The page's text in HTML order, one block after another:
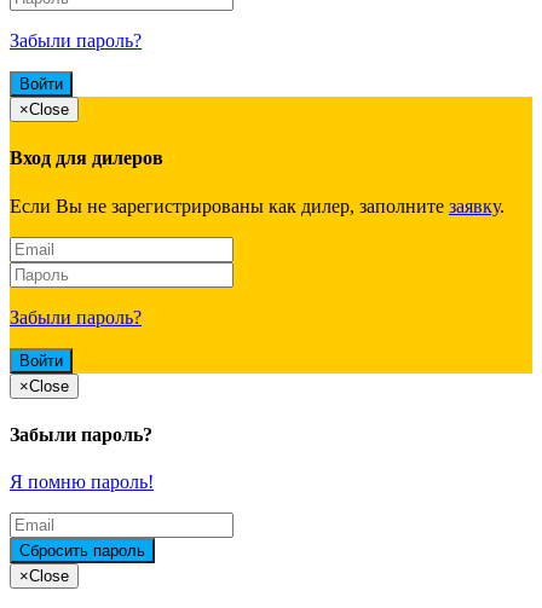
Забыли пароль?
×Close
Вход для дилеров
Если Вы не зарегистрированы как дилер, заполните заявку.
Забыли пароль?
×Close
Забыли пароль?
Я помню пароль!
×Close